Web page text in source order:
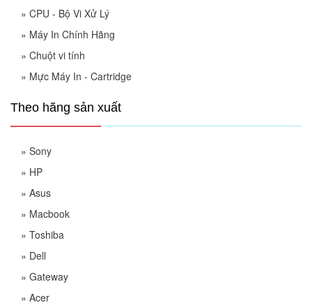
» CPU - Bộ Vi Xử Lý
» Máy In Chính Hãng
» Chuột vi tính
» Mực Máy In - Cartridge
Theo hãng sản xuất
» Sony
» HP
» Asus
» Macbook
» Toshiba
» Dell
» Gateway
» Acer